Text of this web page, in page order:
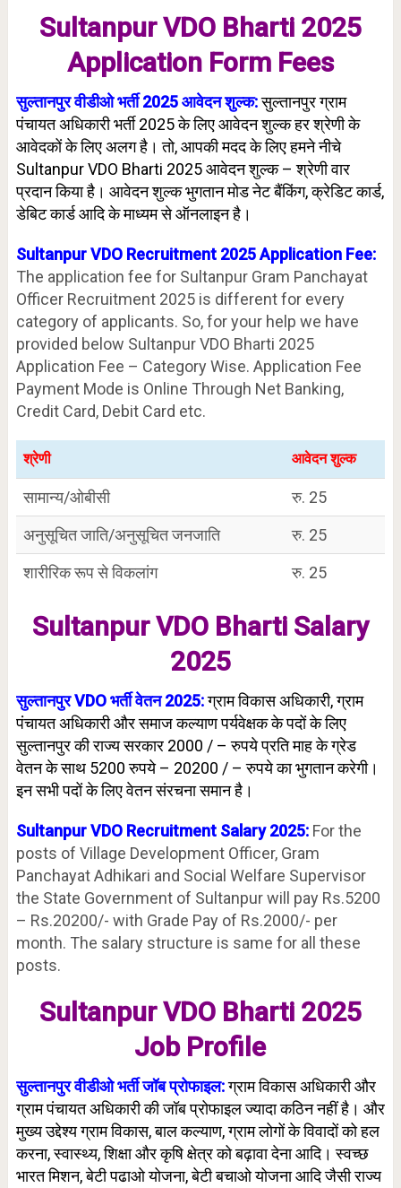
Sultanpur VDO Bharti 2025
Application Form Fees
सुल्तानपुर वीडीओ भर्ती 2025 आवेदन शुल्क:सुल्तानपुर ग्राम
पंचायत अधिकारी भर्ती 2025 के लिए आवेदन शुल्क हर श्रेणी के
आवेदकों के लिए अलग है।तो, आपकी मदद के लिए हमने नीचे
Sultanpur VDO Bharti 2025 आवेदन शुल्क – श्रेणी वार
प्रदान किया है। आवेदन शुल्क भुगतान मोड नेट बैंकिंग, क्रेडिट कार्ड,
डेबिट कार्ड आदि के माध्यम से ऑनलाइन है।
Sultanpur VDO Recruitment 2025 Application Fee:
The application fee for Sultanpur Gram Panchayat
Officer Recruitment 2025 is different for every
category of applicants. So, for your help we have
provided below Sultanpur VDO Bharti 2025
Application Fee – Category Wise. Application Fee
Payment Mode is Online Through Net Banking,
Credit Card, Debit Card etc.
श्रेणी आवेदन शुल्क
सामान्य/ओबीसी
रु. 25
अनुसूचित जाति/अनुसूचित जनजाति
रु. 25
शारीरिक रूप से विकलांग
रु. 25
Sultanpur VDO Bharti Salary
2025
सुल्तानपुर VDO भर्ती वेतन 2025:ग्राम विकास अधिकारी, ग्राम
पंचायत अधिकारी और समाज कल्याण पर्यवेक्षक के पदों के लिए
सुल्तानपुर की राज्य सरकार 2000 / – रुपये प्रति माह के ग्रेड
वेतन के साथ 5200 रुपये – 20200 / – रुपये का भुगतान करेगी।
इन सभी पदों के लिए वेतन संरचना समान है।
Sultanpur VDO Recruitment Salary 2025:For the
posts of Village Development Officer, Gram
Panchayat Adhikari and Social Welfare Supervisor
the State Government of Sultanpur will pay Rs.5200
– Rs.20200/- with Grade Pay of Rs.2000/- per
month. The salary structure is same for all these
posts.
Sultanpur VDO Bharti 2025
Job Profile
सुल्तानपुर वीडीओ भर्ती जॉब प्रोफाइल:ग्राम विकास अधिकारी और
ग्राम पंचायत अधिकारी की जॉब प्रोफाइल ज्यादा कठिन नहीं है। और
मुख्य उद्देश्य ग्राम विकास, बाल कल्याण, ग्राम लोगों के विवादों को हल
करना, स्वास्थ्य, शिक्षा और कृषि क्षेत्र को बढ़ावा देना आदि। स्वच्छ
भारत मिशन, बेटी पढाओ योजना, बेटी बचाओ योजना आदि जैसी राज्य